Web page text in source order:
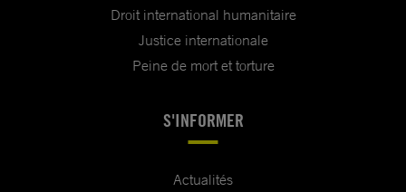
Droit international humanitaire
Justice internationale
Peine de mort et torture
S'INFORMER
Actualités